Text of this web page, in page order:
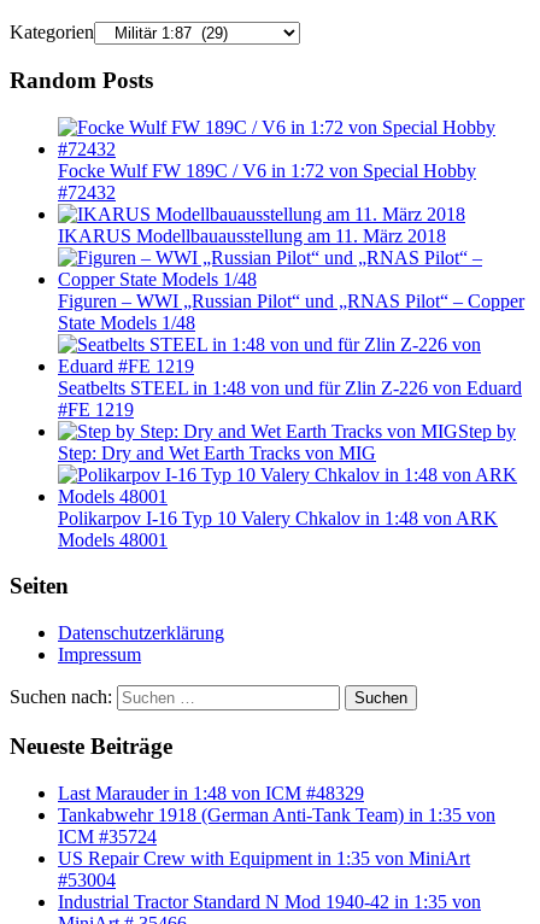
Kategorien
Random Posts
Focke Wulf FW 189C / V6 in 1:72 von Special Hobby
#72432
IKARUS Modellbauausstellung am 11. März 2018
Figuren – WWI „Russian Pilot“ und „RNAS Pilot“ – Copper
State Models 1/48
Seatbelts STEEL in 1:48 von und für Zlin Z-226 von Eduard
#FE 1219
Step by
Step: Dry and Wet Earth Tracks von MIG
Polikarpov I-16 Typ 10 Valery Chkalov in 1:48 von ARK
Models 48001
Seiten
Datenschutzerklärung
Impressum
Suchen nach: Suchen
Neueste Beiträge
Last Marauder in 1:48 von ICM #48329
Tankabwehr 1918 (German Anti-Tank Team) in 1:35 von
ICM #35724
US Repair Crew with Equipment in 1:35 von MiniArt
#53004
Industrial Tractor Standard N Mod 1940-42 in 1:35 von